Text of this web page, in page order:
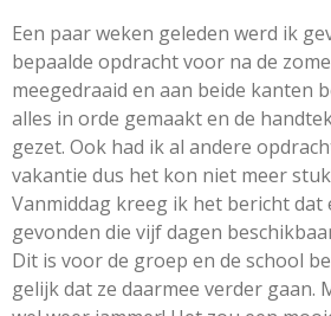
Een paar weken geleden werd ik
bepaalde opdracht voor na de
meegedraaid en aan beide kanten
alles in orde gemaakt en de
gezet. Ook had ik al andere
vakantie dus het kon niet meer
Vanmiddag kreeg ik het bericht dat
gevonden die vijf dagen
Dit is voor de groep en de school
gelijk dat ze daarmee verder gaan.